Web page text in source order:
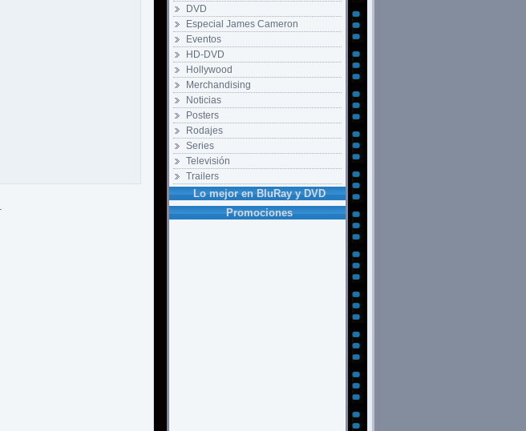
DVD
Especial James Cameron
Eventos
HD-DVD
Hollywood
Merchandising
Noticias
Posters
Rodajes
Series
Televisión
Trailers
Lo mejor en BluRay y DVD
Promociones